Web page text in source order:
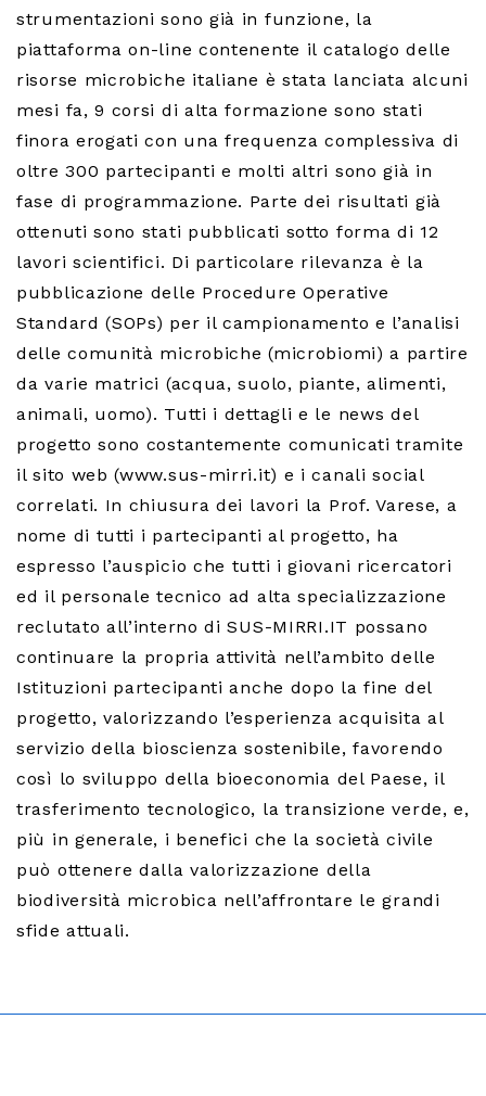
strumentazioni sono già in funzione, la
piattaforma on-line contenente il catalogo delle
risorse microbiche italiane è stata lanciata alcuni
mesi fa, 9 corsi di alta formazione sono stati
finora erogati con una frequenza complessiva di
oltre 300 partecipanti e molti altri sono già in
fase di programmazione. Parte dei risultati già
ottenuti sono stati pubblicati sotto forma di 12
lavori scientifici. Di particolare rilevanza è la
pubblicazione delle Procedure Operative
Standard (SOPs) per il campionamento e l’analisi
delle comunità microbiche (microbiomi) a partire
da varie matrici (acqua, suolo, piante, alimenti,
animali, uomo). Tutti i dettagli e le news del
progetto sono costantemente comunicati tramite
il sito web (www.sus-mirri.it) e i canali social
correlati. In chiusura dei lavori la Prof. Varese, a
nome di tutti i partecipanti al progetto, ha
espresso l’auspicio che tutti i giovani ricercatori
ed il personale tecnico ad alta specializzazione
reclutato all’interno di SUS-MIRRI.IT possano
continuare la propria attività nell’ambito delle
Istituzioni partecipanti anche dopo la fine del
progetto, valorizzando l’esperienza acquisita al
servizio della bioscienza sostenibile, favorendo
così lo sviluppo della bioeconomia del Paese, il
trasferimento tecnologico, la transizione verde, e,
più in generale, i benefici che la società civile
può ottenere dalla valorizzazione della
biodiversità microbica nell’affrontare le grandi
sfide attuali.